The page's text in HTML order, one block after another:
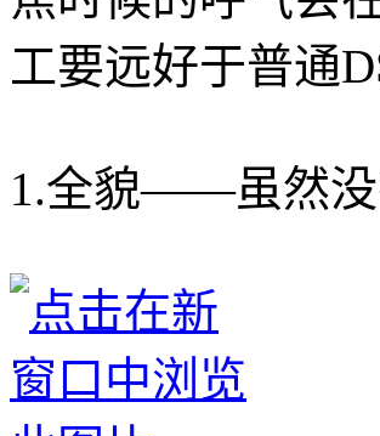
工要远好于普通
1.全貌——虽然没